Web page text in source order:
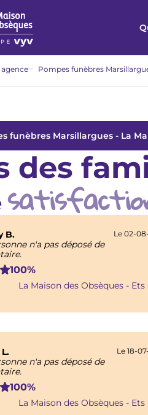
Pompes funèbres
funèbres Marsillargues - La
des
B. Le 02-
n'a pas déposé de
100%
La Maison des Obsèques - Ets
Le 18-
n'a pas déposé de
100%
La Maison des Obsèques - Ets